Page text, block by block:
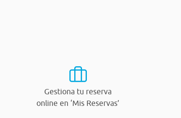
Gestiona tu reserva
online en ‘Mis Reservas’